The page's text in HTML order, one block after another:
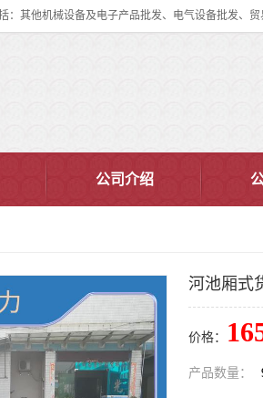
公司介绍
河池厢式
价格：
产品数量：